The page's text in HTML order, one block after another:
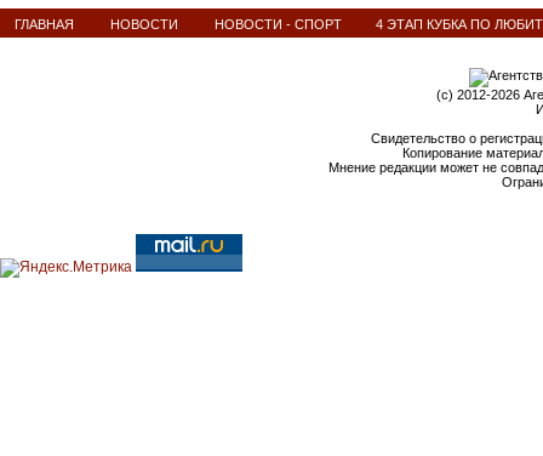
ГЛАВНАЯ НОВОСТИ НОВОСТИ - СПОРТ 4 ЭТАП КУБКА ПО
(c) 2012-2026
Свидетельство о
Копирование
Мнение редакции может не